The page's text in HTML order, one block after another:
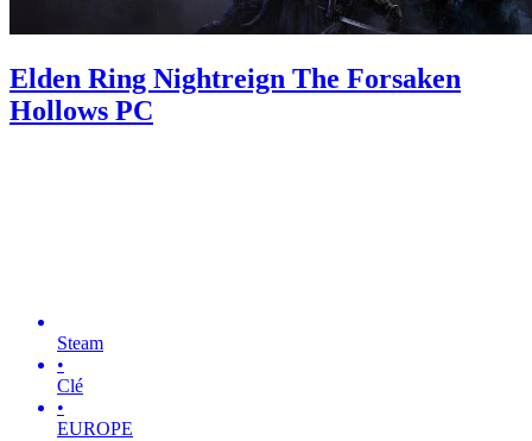
Elden Ring Nightreign The Forsaken
Hollows PC
Steam
•
Clé
•
EUROPE